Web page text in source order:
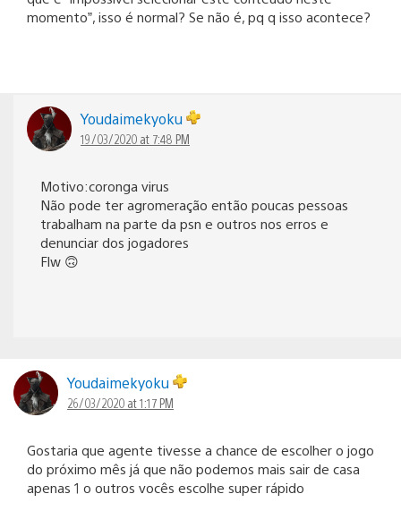
momento”, isso é normal? Se não é, pq q isso acontece?
Youdaimekyoku
19/03/2020 at 7:48 PM
Motivo:coronga virus
Não pode ter agromeração então poucas pessoas
trabalham na parte da psn e outros nos erros e
denunciar dos jogadores
Flw 🙃
Youdaimekyoku
26/03/2020 at 1:17 PM
Gostaria que agente tivesse a chance de escolher o jogo
do próximo mês já que não podemos mais sair de casa
apenas 1 o outros vocês escolhe super rápido